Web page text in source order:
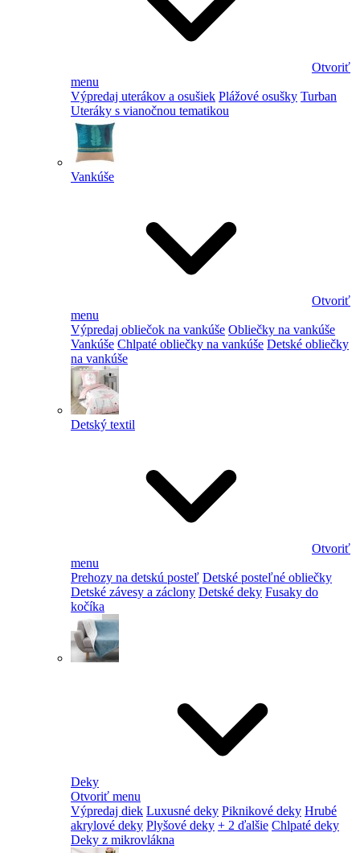
Otvoriť
menu
Výpredaj uterákov a osušiek Plážové osušky Turban
Uteráky s vianočnou tematikou
Vankúše
Otvoriť
menu
Výpredaj obliečok na vankúše Obliečky na vankúše
Vankúše Chlpaté obliečky na vankúše Detské obliečky
na vankúše
Detský textil
Otvoriť
menu
Prehozy na detskú posteľ Detské posteľné obliečky
Detské závesy a záclony Detské deky Fusaky do
kočíka
Deky
Otvoriť menu
Výpredaj diek Luxusné deky Piknikové deky Hrubé
akrylové deky Plyšové deky + 2 ďalšie Chlpaté deky
Deky z mikrovlákna